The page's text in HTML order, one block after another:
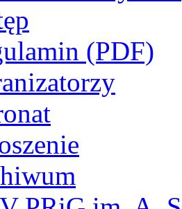
(PDF)